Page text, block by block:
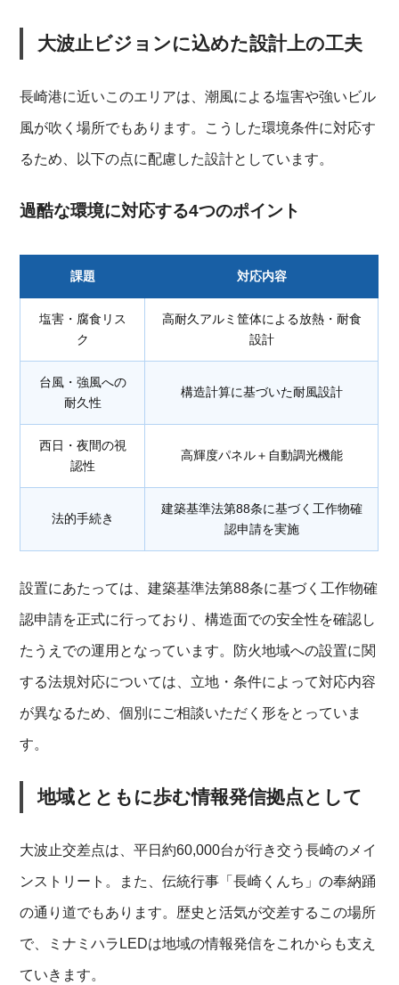
大波止ビジョンに込めた設計上の工夫
長崎港に近いこのエリアは、潮風による塩害や強いビル
風が吹く場所でもあります。こうした環境条件に対応す
るため、以下の点に配慮した設計としています。
過酷な環境に対応する4つのポイント
課題 対応内容
塩害・腐食リス
ク
高耐久アルミ筐体による放熱・耐食
設計
台風・強風への
耐久性
構造計算に基づいた耐風設計
西日・夜間の視
認性
高輝度パネル＋自動調光機能
法的手続き
建築基準法第88条に基づく工作物確
認申請を実施
設置にあたっては、建築基準法第88条に基づく工作物確
認申請を正式に行っており、構造面での安全性を確認し
たうえでの運用となっています。防火地域への設置に関
する法規対応については、立地・条件によって対応内容
が異なるため、個別にご相談いただく形をとっていま
す。
地域とともに歩む情報発信拠点として
大波止交差点は、平日約60,000台が行き交う長崎のメイ
ンストリート。また、伝統行事「長崎くんち」の奉納踊
の通り道でもあります。歴史と活気が交差するこの場所
で、ミナミハラLEDは地域の情報発信をこれからも支え
ていきます。